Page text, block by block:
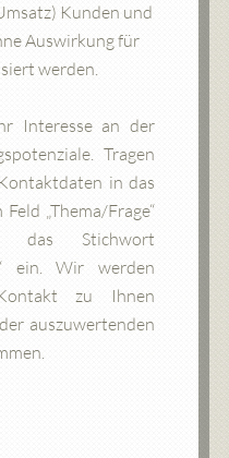
Kunden und
Auswirkung für
werden.
Interesse an der
Tragen
in das
„Thema/Frage“
Stichwort
ein. Wir werden
zu Ihnen
auszuwertenden